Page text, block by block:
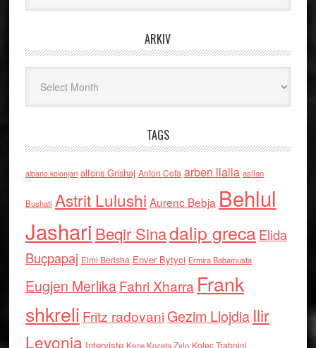
ARKIV
TAGS
albano kolonjari alfons Grishaj Anton Cefa arben llalla asllan
Bushati Astrit Lulushi Aurenc Bebja Behlul
Jashari Beqir Sinadalip grecaElida
Buçpapaj Elmi Berisha Enver Bytyci Ermira Babamusta
Eugjen MerlikaFahri Xharra Frank
shkreli Fritz radovaniGezim Llojdia Ilir
Levonja Interviste Keze Kozeta Zylo Kolec Traboini